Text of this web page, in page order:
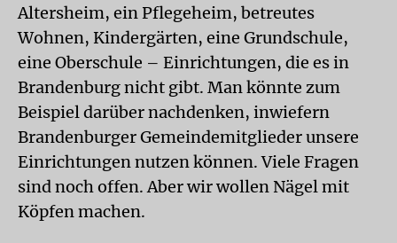
Altersheim, ein Pflegeheim, betreutes
Wohnen, Kindergärten, eine Grundschule,
eine Oberschule – Einrichtungen, die es in
Brandenburg nicht gibt. Man könnte zum
Beispiel darüber nachdenken, inwiefern
Brandenburger Gemeindemitglieder unsere
Einrichtungen nutzen können. Viele Fragen
sind noch offen. Aber wir wollen Nägel mit
Köpfen machen.